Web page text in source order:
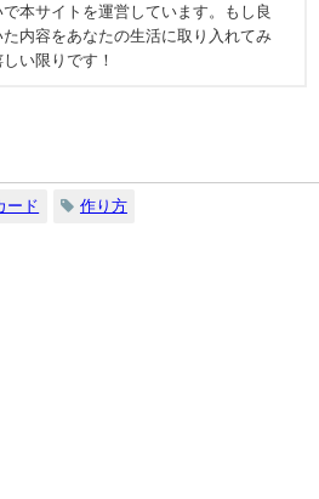
本サイトを運営しています。もし良
内容をあなたの生活に取り入れてみ
い限りです！
ード 作り方